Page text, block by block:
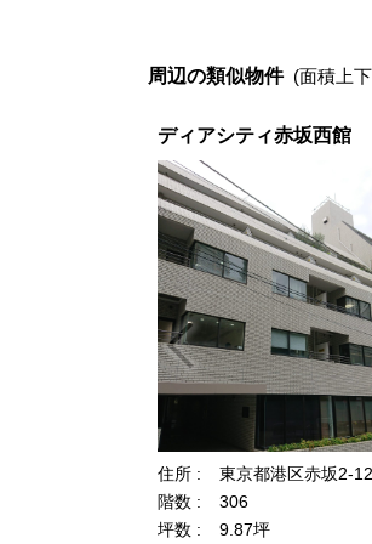
周辺の類似物件 (面積上